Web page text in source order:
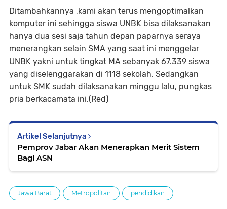
Ditambahkannya ,kami akan terus mengoptimalkan
komputer ini sehingga siswa UNBK bisa dilaksanakan
hanya dua sesi saja tahun depan paparnya seraya
menerangkan selain SMA yang saat ini menggelar
UNBK yakni untuk tingkat MA sebanyak 67.339 siswa
yang diselenggarakan di 1118 sekolah. Sedangkan
untuk SMK sudah dilaksanakan minggu lalu, pungkas
pria berkacamata ini.(Red)
Artikel Selanjutnya
Pemprov Jabar Akan Menerapkan Merit Sistem
Bagi ASN
Jawa Barat Metropolitan pendidikan